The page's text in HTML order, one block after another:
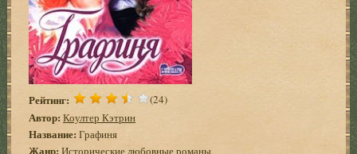
Рейтинг: (24)
Автор: Коултер Кэтрин
Название: Графиня
Жанр: Исторические любовные романы